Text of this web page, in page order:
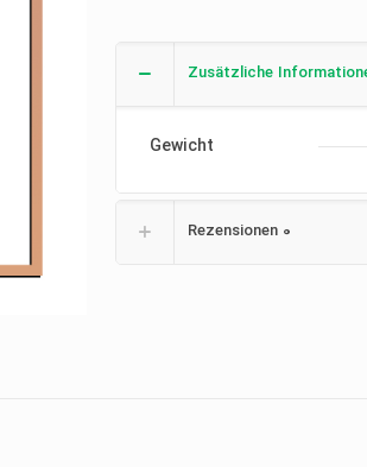
Zusätzliche
Gewicht
Rezensionen 0